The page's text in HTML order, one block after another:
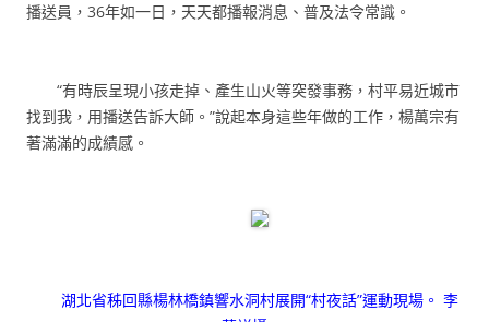
播送員，36年如一日，天天都播報消息、普及法令常識。
“有時辰呈現小孩走掉、產生山火等突發事務，村平易近城市
找到我，用播送告訴大師。”說起本身這些年做的工作，楊萬宗有
著滿滿的成績感。
湖北省秭回縣楊林橋鎮響水洞村展開“村夜話”運動現場。 李